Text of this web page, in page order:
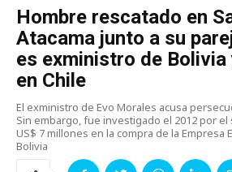
Hombre rescatado en
Atacama junto a su
es exministro de
en Chile
El exministro de Evo Morales acusa
Sin embargo, fue investigado el 2012 por
US$ 7 millones en la compra de la Empresa
Bolivia